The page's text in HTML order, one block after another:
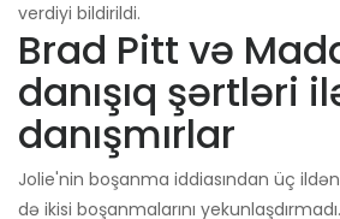
verdiyi bildirildi.
Brad Pitt və
danışıq şərtləri
danışmırlar
Jolie'nin boşanma iddiasından üç
də ikisi boşanmalarını